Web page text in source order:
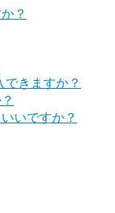
？
きますか？
いですか？